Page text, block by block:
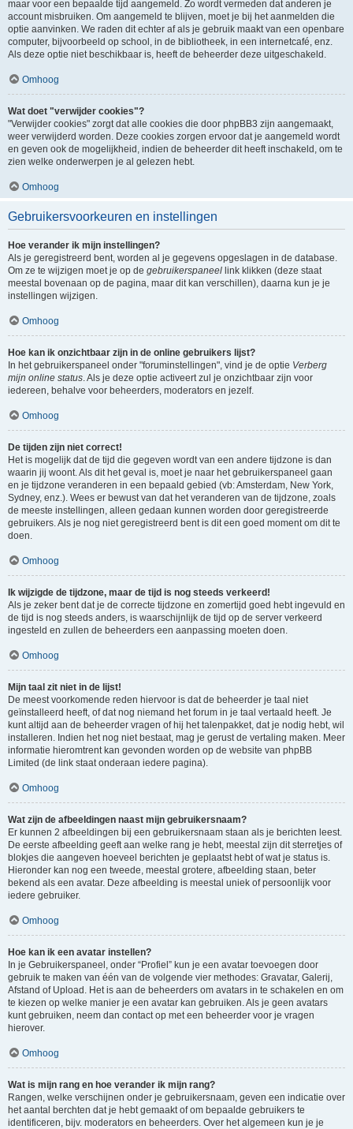
maar voor een bepaalde tijd aangemeld. Zo wordt vermeden dat anderen je
account misbruiken. Om aangemeld te blijven, moet je bij het aanmelden die
optie aanvinken. We raden dit echter af als je gebruik maakt van een openbare
computer, bijvoorbeeld op school, in de bibliotheek, in een internetcafé, enz.
Als deze optie niet beschikbaar is, heeft de beheerder deze uitgeschakeld.
Omhoog
Wat doet "verwijder cookies"?
"Verwijder cookies" zorgt dat alle cookies die door phpBB3 zijn aangemaakt,
weer verwijderd worden. Deze cookies zorgen ervoor dat je aangemeld wordt
en geven ook de mogelijkheid, indien de beheerder dit heeft inschakeld, om te
zien welke onderwerpen je al gelezen hebt.
Omhoog
Gebruikersvoorkeuren en instellingen
Hoe verander ik mijn instellingen?
Als je geregistreerd bent, worden al je gegevens opgeslagen in de database.
Om ze te wijzigen moet je op de gebruikerspaneel link klikken (deze staat
meestal bovenaan op de pagina, maar dit kan verschillen), daarna kun je je
instellingen wijzigen.
Omhoog
Hoe kan ik onzichtbaar zijn in de online gebruikers lijst?
In het gebruikerspaneel onder "foruminstellingen", vind je de optie Verberg
mijn online status. Als je deze optie activeert zul je onzichtbaar zijn voor
iedereen, behalve voor beheerders, moderators en jezelf.
Omhoog
De tijden zijn niet correct!
Het is mogelijk dat de tijd die gegeven wordt van een andere tijdzone is dan
waarin jij woont. Als dit het geval is, moet je naar het gebruikerspaneel gaan
en je tijdzone veranderen in een bepaald gebied (vb: Amsterdam, New York,
Sydney, enz.). Wees er bewust van dat het veranderen van de tijdzone, zoals
de meeste instellingen, alleen gedaan kunnen worden door geregistreerde
gebruikers. Als je nog niet geregistreerd bent is dit een goed moment om dit te
doen.
Omhoog
Ik wijzigde de tijdzone, maar de tijd is nog steeds verkeerd!
Als je zeker bent dat je de correcte tijdzone en zomertijd goed hebt ingevuld en
de tijd is nog steeds anders, is waarschijnlijk de tijd op de server verkeerd
ingesteld en zullen de beheerders een aanpassing moeten doen.
Omhoog
Mijn taal zit niet in de lijst!
De meest voorkomende reden hiervoor is dat de beheerder je taal niet
geïnstalleerd heeft, of dat nog niemand het forum in je taal vertaald heeft. Je
kunt altijd aan de beheerder vragen of hij het talenpakket, dat je nodig hebt, wil
installeren. Indien het nog niet bestaat, mag je gerust de vertaling maken. Meer
informatie hieromtrent kan gevonden worden op de website van phpBB
Limited (de link staat onderaan iedere pagina).
Omhoog
Wat zijn de afbeeldingen naast mijn gebruikersnaam?
Er kunnen 2 afbeeldingen bij een gebruikersnaam staan als je berichten leest.
De eerste afbeelding geeft aan welke rang je hebt, meestal zijn dit sterretjes of
blokjes die aangeven hoeveel berichten je geplaatst hebt of wat je status is.
Hieronder kan nog een tweede, meestal grotere, afbeelding staan, beter
bekend als een avatar. Deze afbeelding is meestal uniek of persoonlijk voor
iedere gebruiker.
Omhoog
Hoe kan ik een avatar instellen?
In je Gebruikerspaneel, onder “Profiel” kun je een avatar toevoegen door
gebruik te maken van één van de volgende vier methodes: Gravatar, Galerij,
Afstand of Upload. Het is aan de beheerders om avatars in te schakelen en om
te kiezen op welke manier je een avatar kan gebruiken. Als je geen avatars
kunt gebruiken, neem dan contact op met een beheerder voor je vragen
hierover.
Omhoog
Wat is mijn rang en hoe verander ik mijn rang?
Rangen, welke verschijnen onder je gebruikersnaam, geven een indicatie over
het aantal berchten dat je hebt gemaakt of om bepaalde gebruikers te
identificeren, bijv. moderators en beheerders. Over het algemeen kun je je